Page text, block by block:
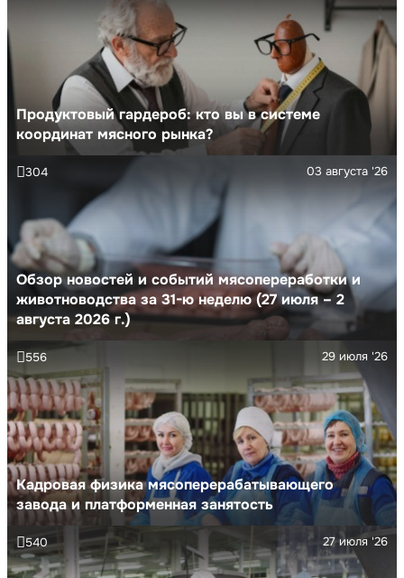
Продуктовый гардероб: кто вы в системе
координат мясного рынка?
Обзор новостей и событий мясопереработки и
животноводства за 31-ю неделю (27 июля – 2
августа 2026 г.)
03 августа '26
304
Кадровая физика мясоперерабатывающего
завода и платформенная занятость
29 июля '26
556
27 июля '26
540